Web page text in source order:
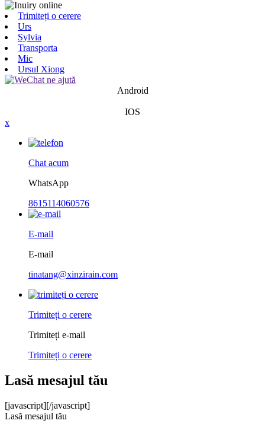
Trimiteți o cerere
Urs
Sylvia
Transporta
Mic
Ursul Xiong
Android
IOS
x
Chat acum
WhatsApp
8615114060576
E-mail
E-mail
tinatang@xinzirain.com
Trimiteți o cerere
Trimiteți e-mail
Trimiteți o cerere
Lasă mesajul tău
[javascript][/javascript]
Lasă mesajul tău